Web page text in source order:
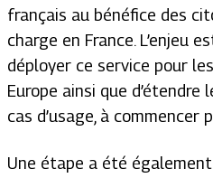
français au bénéfice des
charge en France. L’enjeu
déployer ce service pour
Europe ainsi que d’étendre
cas d’usage, à commencer
Une étape a été